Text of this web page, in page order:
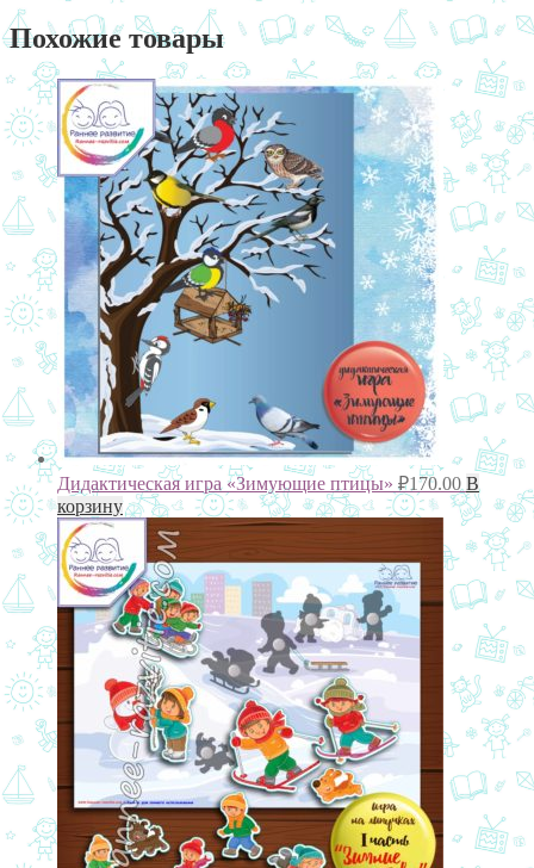
Похожие товары
Дидактическая игра «Зимующие птицы» ₽170.00 В
корзину